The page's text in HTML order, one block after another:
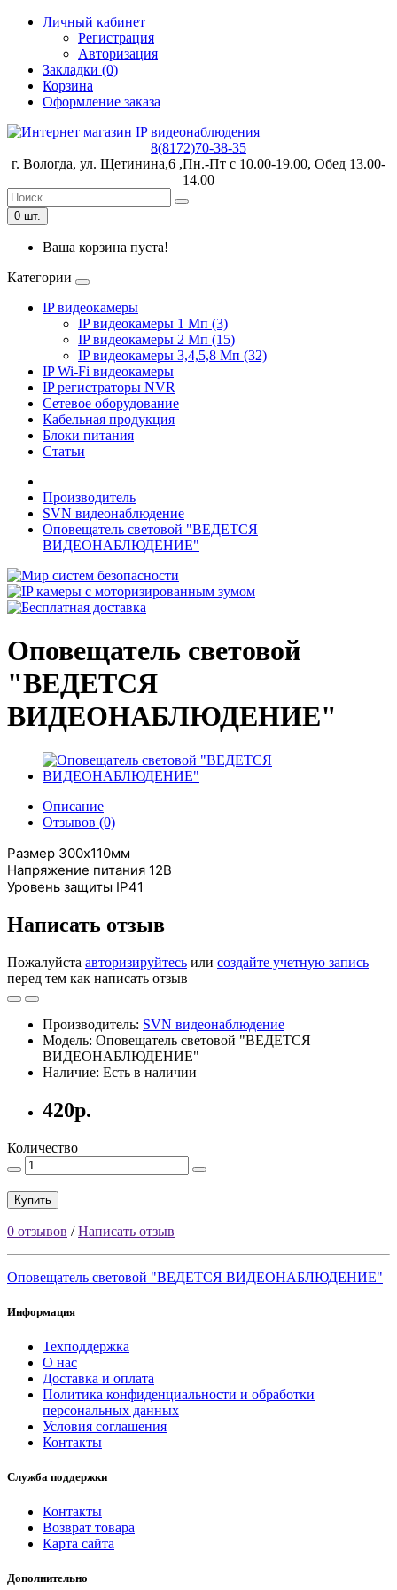
Личный кабинет
Регистрация
Авторизация
Закладки (0)
Корзина
Оформление заказа
8(8172)70-38-35
г. Вологда, ул. Щетинина,6 ,Пн.-Пт с 10.00-19.00, Обед 13.00-
14.00
0 шт.
Ваша корзина пуста!
Категории
IP видеокамеры
IP видеокамеры 1 Мп (3)
IP видеокамеры 2 Мп (15)
IP видеокамеры 3,4,5,8 Мп (32)
IP Wi-Fi видеокамеры
IP регистраторы NVR
Сетевое оборудование
Кабельная продукция
Блоки питания
Статьи
Производитель
SVN видеонаблюдение
Оповещатель световой "ВЕДЕТСЯ
ВИДЕОНАБЛЮДЕНИЕ"
Оповещатель световой
"ВЕДЕТСЯ
ВИДЕОНАБЛЮДЕНИЕ"
Описание
Отзывов (0)
Размер 300х110мм
Напряжение питания 12В
Уровень защиты IP41
Написать отзыв
Пожалуйста авторизируйтесь или создайте учетную запись
перед тем как написать отзыв
Производитель: SVN видеонаблюдение
Модель: Оповещатель световой "ВЕДЕТСЯ
ВИДЕОНАБЛЮДЕНИЕ"
Наличие: Есть в наличии
420р.
Количество
Купить
0 отзывов /Написать отзыв
Оповещатель световой "ВЕДЕТСЯ ВИДЕОНАБЛЮДЕНИЕ"
Информация
Техподдержка
О нас
Доставка и оплата
Политика конфиденциальности и обработки
персональных данных
Условия соглашения
Контакты
Служба поддержки
Контакты
Возврат товара
Карта сайта
Дополнительно